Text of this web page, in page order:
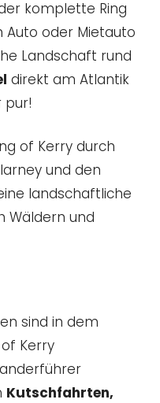
komplette Ring
oder Mietauto
Landschaft rund
direkt am Atlantik
pur!
of Kerry durch
und den
landschaftliche
Wäldern und
sind in dem
Kerry
Kutschfahrten,